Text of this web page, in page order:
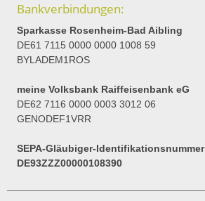
Bankverbindungen:
Sparkasse Rosenheim-Bad Aibling
DE61 7115 0000 0000 1008 59
BYLADEM1ROS
meine Volksbank Raiffeisenbank eG
DE62 7116 0000 0003 3012 06
GENODEF1VRR
SEPA-Gläubiger-Identifikationsnummer
DE93ZZZ00000108390